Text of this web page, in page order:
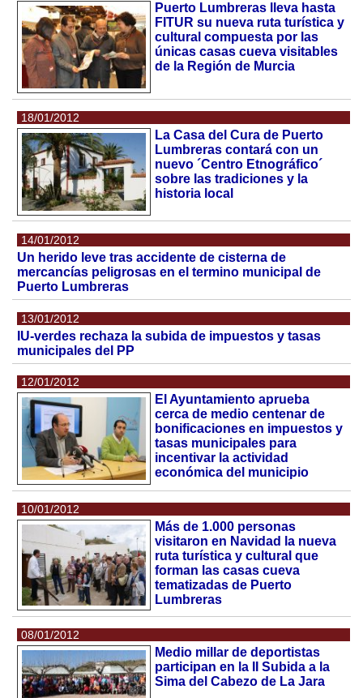
Puerto Lumbreras lleva hasta
FITUR su nueva ruta turística y
cultural compuesta por las
únicas casas cueva visitables
de la Región de Murcia
18/01/2012
La Casa del Cura de Puerto
Lumbreras contará con un
nuevo ´Centro Etnográfico´
sobre las tradiciones y la
historia local
14/01/2012
Un herido leve tras accidente de cisterna de
mercancías peligrosas en el termino municipal de
Puerto Lumbreras
13/01/2012
IU-verdes rechaza la subida de impuestos y tasas
municipales del PP
12/01/2012
El Ayuntamiento aprueba
cerca de medio centenar de
bonificaciones en impuestos y
tasas municipales para
incentivar la actividad
económica del municipio
10/01/2012
Más de 1.000 personas
visitaron en Navidad la nueva
ruta turística y cultural que
forman las casas cueva
tematizadas de Puerto
Lumbreras
08/01/2012
Medio millar de deportistas
participan en la II Subida a la
Sima del Cabezo de La Jara